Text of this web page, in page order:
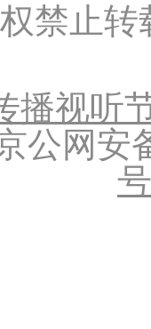
禁止
播视听
公网安